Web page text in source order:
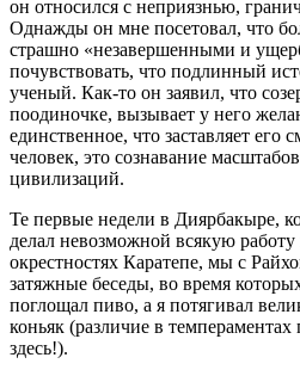
он относился с неприязнью,
Однажды он мне посетовал, что
страшно «незавершенными и
почувствовать, что подлинный
ученый. Как‑то он заявил, что
поодиночке, вызывает у него
единственное, что заставляет его
человек, это сознавание
цивилизаций.
Те первые недели в Диярбакыре,
делал невозможной всякую
окрестностях Каратепе, мы с
затяжные беседы, во время
поглощал пиво, а я потягивал
коньяк (различие в темпераментах
здесь!).